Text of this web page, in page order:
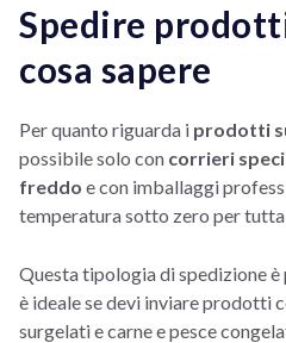
Spedire
cosa sapere
Per quanto riguarda i prodotti
possibile solo con corrieri
freddo e con imballaggi
temperatura sotto zero per tutta
Questa tipologia di spedizione è
è ideale se devi inviare prodotti
surgelati e carne e pesce